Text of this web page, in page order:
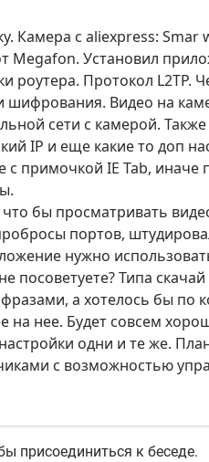
Камера с aliexpress: Smar
Megafon. Установил
роутера. Протокол L2TP.
шифрования. Видео на
сети с камерой.
IP и еще какие то доп
с примочкой IE Tab,
бы просматривать
портов,
нужно
Типа скачай
а хотелось бы по
нее. Будет совсем
одни и те же.
с возможностью
присоединиться к беседе.